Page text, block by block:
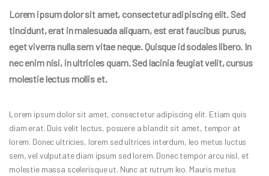
Lorem ipsum dolor sit amet, consectetur adipiscing elit. Sed
tincidunt, erat in malesuada aliquam, est erat faucibus purus,
eget viverra nulla sem vitae neque. Quisque id sodales libero. In
nec enim nisi, in ultricies quam. Sed lacinia feugiat velit, cursus
molestie lectus mollis et.
Lorem ipsum dolor sit amet, consectetur adipiscing elit. Etiam quis
diam erat. Duis velit lectus, posuere a blandit sit amet, tempor at
lorem. Donec ultricies, lorem sed ultrices interdum, leo metus luctus
sem, vel vulputate diam ipsum sed lorem. Donec tempor arcu nisl, et
molestie massa scelerisque ut. Nunc at rutrum leo. Mauris metus